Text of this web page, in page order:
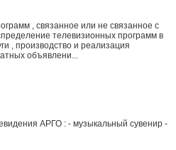
, связанное или не связанное с
телевизионных программ в
, производство и реализация
объявлени...
АРГО : - музыкальный сувенир -